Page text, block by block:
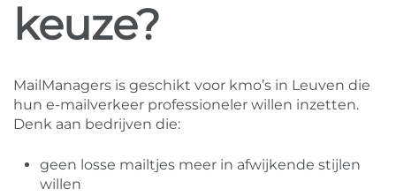
keuze?
MailManagers is geschikt voor kmo’s in Leuven die
hun e-mailverkeer professioneler willen inzetten.
Denk aan bedrijven die:
geen losse mailtjes meer in afwijkende stijlen
willen